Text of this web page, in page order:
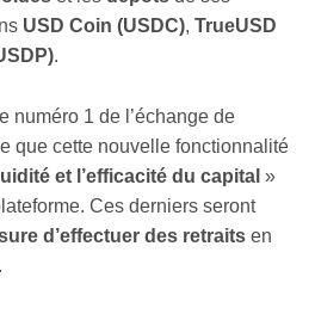
USD Coin (USDC), TrueUSD
.
numéro 1 de l’échange de
que cette nouvelle fonctionnalité
et l’efficacité du capital »
Ces derniers seront
d’effectuer des retraits en